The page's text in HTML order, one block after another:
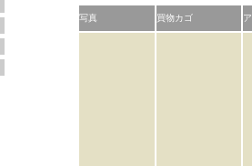
写真 買物カゴ